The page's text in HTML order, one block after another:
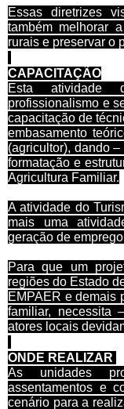
Essas diretrizes
também melhorar
rurais e preservar o
CAPACITAÇÃO
Esta atividade
profissionalismo e
capacitação de
embasamento
(agricultor), dando
formatação e
Agricultura Familiar.
A atividade do
mais uma
geração de
Para que um
regiões do Estado
EMPAER e demais
familiar, necessita
atores locais
ONDE REALIZAR
As unidades
assentamentos e
cenário para a reali